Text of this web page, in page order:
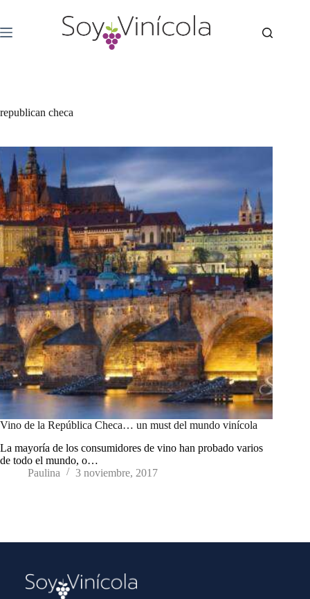
republican checa
Vino de la República Checa… un must del mundo vinícola
La mayoría de los consumidores de vino han probado varios
de todo el mundo, o…
Paulina
3 noviembre, 2017